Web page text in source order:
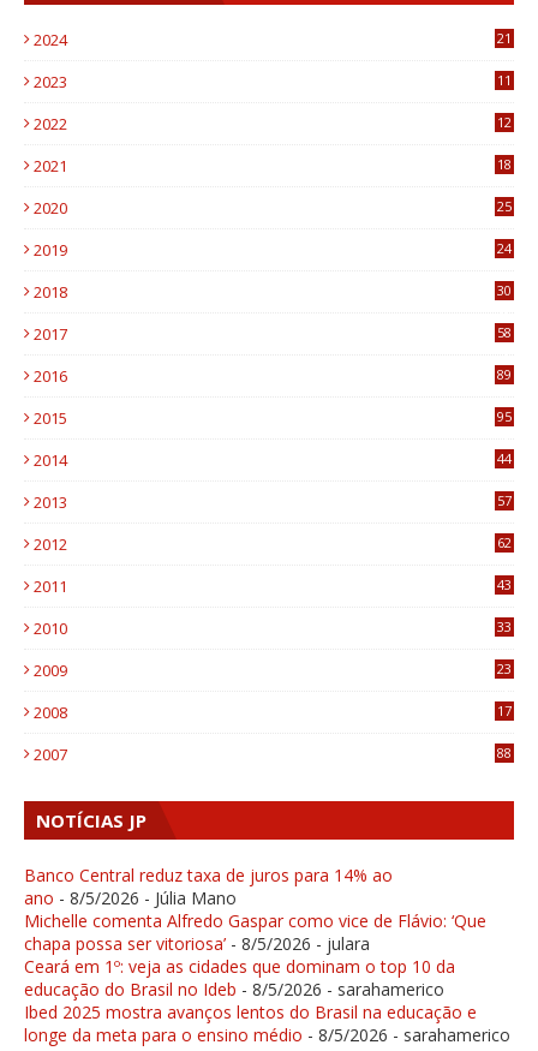
2024 21
2023
11
2022
12
2021
18
2020
25
2019
24
2018
30
2017
58
2016
89
2015
95
2014
44
2013
57
2012
62
2011
43
2010
33
2009
23
2008
17
2007 88
NOTÍCIAS JP
Banco Central reduz taxa de juros para 14% ao
ano - 8/5/2026 - Júlia Mano
Michelle comenta Alfredo Gaspar como vice de Flávio: ‘Que
chapa possa ser vitoriosa’ - 8/5/2026 - julara
Ceará em 1º: veja as cidades que dominam o top 10 da
educação do Brasil no Ideb - 8/5/2026 - sarahamerico
Ibed 2025 mostra avanços lentos do Brasil na educação e
longe da meta para o ensino médio - 8/5/2026 - sarahamerico